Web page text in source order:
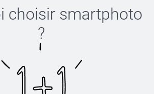
choisir smartphoto
?